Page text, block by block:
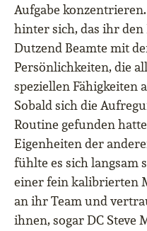
Aufgabe
hinter sich, das ihr den
Dutzend Beamte mit
Persönlichkeiten, die
speziellen Fähigkeiten
Sobald sich die
Routine gefunden
Eigenheiten der
fühlte es sich langsam
einer fein kalibrierten
an ihr Team und
ihnen, sogar DC Steve